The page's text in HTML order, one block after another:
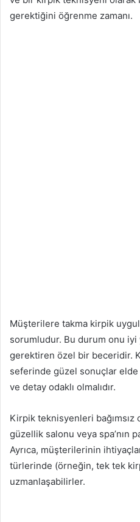
gerektiğini öğrenme zamanı.
Müşterilere takma kirpik
sorumludur. Bu durum onu
gerektiren özel bir beceridir.
seferinde güzel sonuçlar elde
ve detay odaklı olmalıdır.
Kirpik teknisyenleri
güzellik salonu veya spa’nın
Ayrıca, müşterilerinin
türlerinde (örneğin, tek tek
uzmanlaşabilirler.